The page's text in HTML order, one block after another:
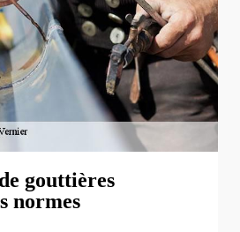
gouttières
normes